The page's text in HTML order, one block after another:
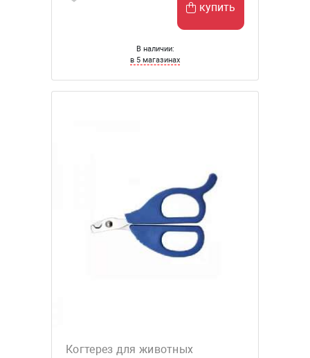
купить
В наличии:
в 5 магазинах
Когтерез для животных